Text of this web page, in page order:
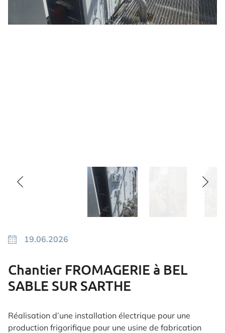
19.06.2026
Chantier FROMAGERIE à BEL
SABLE SUR SARTHE
Réalisation d’une installation électrique pour une
production frigorifique pour une usine de fabrication